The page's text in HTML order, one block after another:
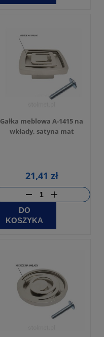
Gałka meblowa A-1415 na
wkłady, satyna mat
21,41 zł
DO
KOSZYKA